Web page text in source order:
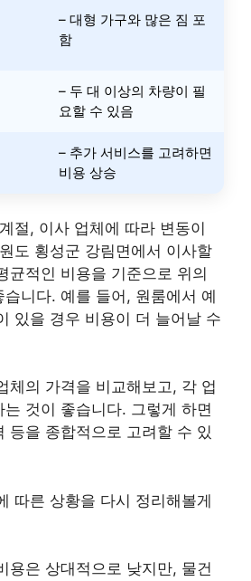
– 대형 가구와 많은 짐 포
함
– 두 대 이상의 차량이 필
요할 수 있음
– 추가 서비스를 고려하면
비용 상승
절, 이사 업체에 따라 변동이
도 횡성군 강림면에서 이사할
균적인 비용을 기준으로 위의
습니다. 예를 들어, 원룸에서 예
있을 경우 비용이 더 늘어날 수
체의 가격을 비교해보고, 각 업
것이 좋습니다. 그렇게 하면
등을 종합적으로 고려할 수 있
따른 상황을 다시 정리해볼게
용은 상대적으로 낮지만, 물건